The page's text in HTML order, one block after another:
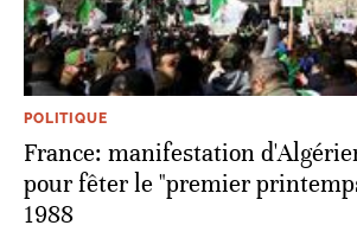
POLITIQUE
France: manifestation
pour fêter le "premier
1988